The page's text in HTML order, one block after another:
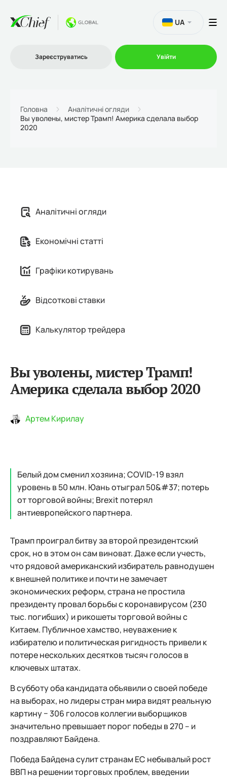
Платформи
UA
Зареєструватись Увійти
Головна
Аналітичні огляди
Вы уволены, мистер Трамп! Америка сделала выбор
2020
Аналітичні огляди
Економічні статті
Графіки котирувань
Відсоткові ставки
Калькулятор трейдера
Вы уволены, мистер Трамп!
Америка сделала выбор 2020
Артем Кирилау
Белый дом сменил хозяина; СOVID-19 взял
уровень в 50 млн. Юань отыграл 50&#37; потерь
от торговой войны; Brexit потерял
антиевропейского партнера.
Трамп проиграл битву за второй президентский
срок, но в этом он сам виноват. Даже если учесть,
что рядовой американский избиратель равнодушен
к внешней политике и почти не замечает
экономических реформ, страна не простила
президенту провал борьбы с коронавирусом (230
тыс. погибших) и рикошеты торговой войны с
Китаем. Публичное хамство, неуважение к
избирателю и политическая ригидность привели к
потере нескольких десятков тысяч голосов в
ключевых штатах.
В субботу оба кандидата объявили о своей победе
на выборах, но лидеры стран мира видят реальную
картину − 306 голосов коллегии выборщиков
значительно превышает порог победы в 270 – и
поздравляют Байдена.
Победа Байдена сулит странам ЕС небывалый рост
ВВП на решении торговых проблем, введении